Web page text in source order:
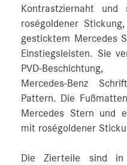
Kontrastziernaht und
roségoldener
gesticktem Mercedes
Einstiegsleisten. Sie
PVD-
Mercedes‑Benz
Pattern. Die
Mercedes Stern und
mit roségoldener
Die Zierteile sind in